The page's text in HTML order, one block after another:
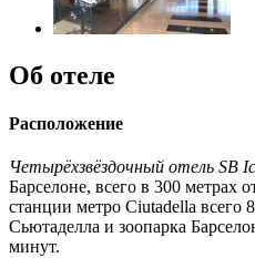
Об отеле
Расположение
Четырёхзвёздочный отель SB
Барселоне, всего в 300 метрах
станции метро Ciutadella всего
Сьютаделла и зоопарка
минут.